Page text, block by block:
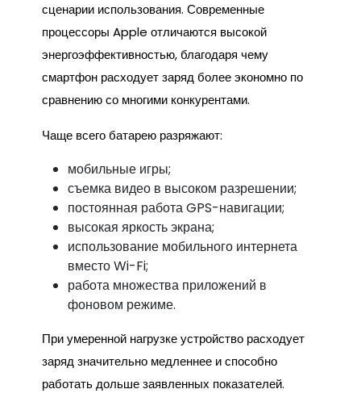
сценарии использования. Современные
процессоры Apple отличаются высокой
энергоэффективностью, благодаря чему
смартфон расходует заряд более экономно по
сравнению со многими конкурентами.
Чаще всего батарею разряжают:
мобильные игры;
съемка видео в высоком разрешении;
постоянная работа GPS-навигации;
высокая яркость экрана;
использование мобильного интернета
вместо Wi-Fi;
работа множества приложений в
фоновом режиме.
При умеренной нагрузке устройство расходует
заряд значительно медленнее и способно
работать дольше заявленных показателей.